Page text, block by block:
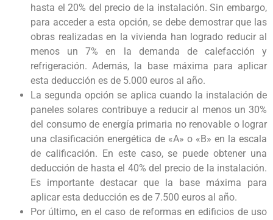
hasta el 20% del precio de la instalación. Sin embargo,
para acceder a esta opción, se debe demostrar que las
obras realizadas en la vivienda han logrado reducir al
menos un 7% en la demanda de calefacción y
refrigeración. Además, la base máxima para aplicar
esta deducción es de 5.000 euros al año.
La segunda opción se aplica cuando la instalación de
paneles solares contribuye a reducir al menos un 30%
del consumo de energía primaria no renovable o lograr
una clasificación energética de «A» o «B» en la escala
de calificación. En este caso, se puede obtener una
deducción de hasta el 40% del precio de la instalación.
Es importante destacar que la base máxima para
aplicar esta deducción es de 7.500 euros al año.
Por último, en el caso de reformas en edificios de uso